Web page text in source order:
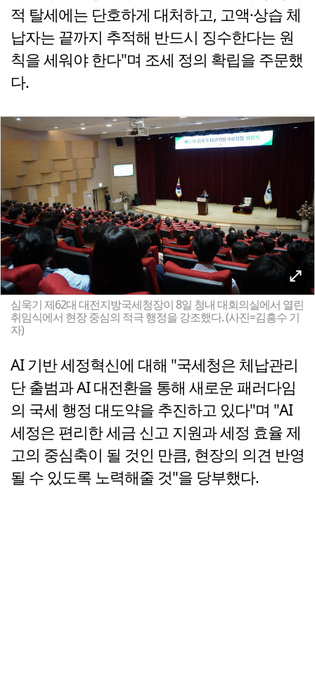
적 탈세에는 단호하게 대처하고, 고액·상습 체
납자는 끝까지 추적해 반드시 징수한다는 원
칙을 세워야 한다"며 조세 정의 확립을 주문했
다.
심욱기 제62대 대전지방국세청장이 8일 청내 대회의실에서 열린
취임식에서 현장 중심의 적극 행정을 강조했다. (사진=김흥수 기
자)
AI 기반 세정혁신에 대해 "국세청은 체납관리
단 출범과 AI 대전환을 통해 새로운 패러다임
의 국세 행정 대도약을 추진하고 있다"며 "AI
세정은 편리한 세금 신고 지원과 세정 효율 제
고의 중심축이 될 것인 만큼, 현장의 의견 반영
될 수 있도록 노력해줄 것"을 당부했다.